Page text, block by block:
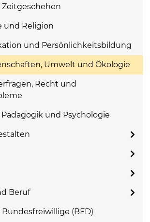
und Religion
und Persönlichkeitsbildung
Umwelt und Ökologie
Recht und
und Psychologie
Beruf
(BFD)